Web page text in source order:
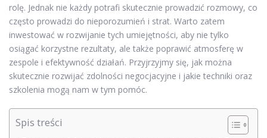
rolę. Jednak nie każdy potrafi skutecznie prowadzić rozmowy, co
często prowadzi do nieporozumień i strat. Warto zatem
inwestować w rozwijanie tych umiejętności, aby nie tylko
osiągać korzystne rezultaty, ale także poprawić atmosferę w
zespole i efektywność działań. Przyjrzyjmy się, jak można
skutecznie rozwijać zdolności negocjacyjne i jakie techniki oraz
szkolenia mogą nam w tym pomóc.
Spis treści